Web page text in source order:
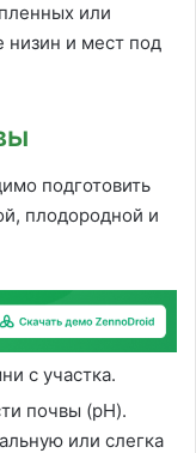
или
низин и мест под
подготовить
плодородной и
с участка.
почвы (pH).
или слегка